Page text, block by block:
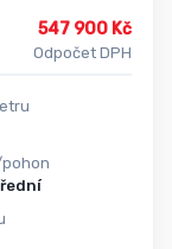
547 900 Kč
Odpočet DPH